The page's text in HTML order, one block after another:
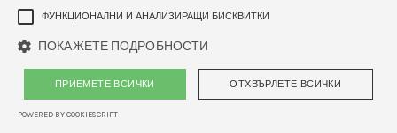
CW - Софтуер за ехограф Mindray
Изпратете запитване
ФУНКЦИОНАЛНИ И АНАЛИЗИРАЩИ БИСКВИТКИ
ПОКАЖЕТЕ ПОДРОБНОСТИ
ПРИЕМЕТЕ ВСИЧКИ ОТХВЪРЛЕТЕ ВСИЧКИ
POWERED BY COOKIESCRIPT